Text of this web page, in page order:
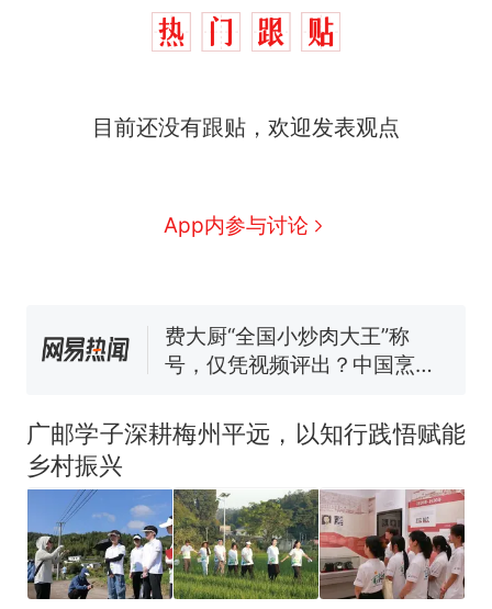
目前还没有跟贴，欢迎发表观点
App内参与讨论
新 那个在床头放菜刀的女孩，
因老师一句“跟我回家”改写了
协会回应
男子上山采菌偶然发现鸡枞菌
窝，原地守1天等它长大：挖了
回大海 目击者直呼震惊 （视频
来源：参考消息）
笔试第一被第二名传话劝弃考
热 制裁瓜子饺子，美国怕什
么？
广邮学子深耕梅州平远，以知行践悟赋能
乡村振兴